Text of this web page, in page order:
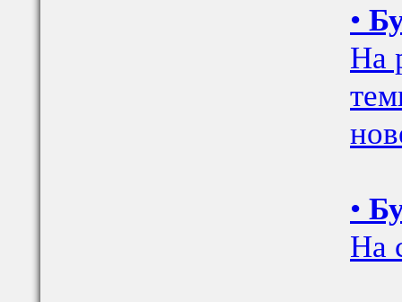
•
На
•
На